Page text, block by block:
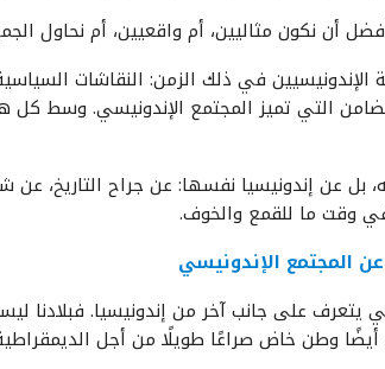
أن نكون مثاليين، أم واقعيين، أم نحاول
في ذلك الزمن: النقاشات
التي تميز المجتمع الإندونيسي. وسط كل
عن إندونيسيا نفسها: عن جراح التاريخ، عن
في وقت ما للقمع والخوف.
المجتمع الإندونيسي
يتعرف على جانب آخر من إندونيسيا. فبلادنا
وطن خاض صراعًا طويلًا من أجل